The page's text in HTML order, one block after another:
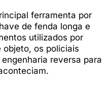
ferramenta por
de fenda longa e
utilizados por
objeto, os policiais
reversa para